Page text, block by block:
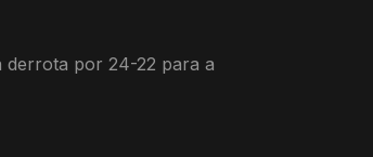
derrota por 24-22 para a